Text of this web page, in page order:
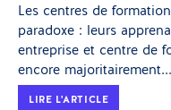
Les centres de
paradoxe : leurs
entreprise et centre de
encore majoritairement...
LIRE L'ARTICLE